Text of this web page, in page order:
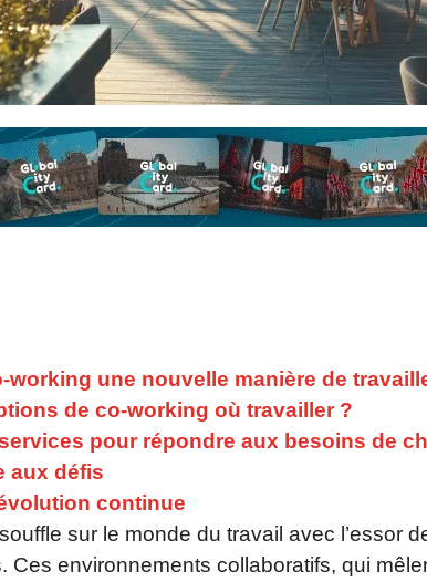
working une nouvelle manière de
de co-working où travailler ?
pour répondre aux besoins de
aux défis
continue
sur le monde du travail avec l’essor
Ces environnements collaboratifs, qui